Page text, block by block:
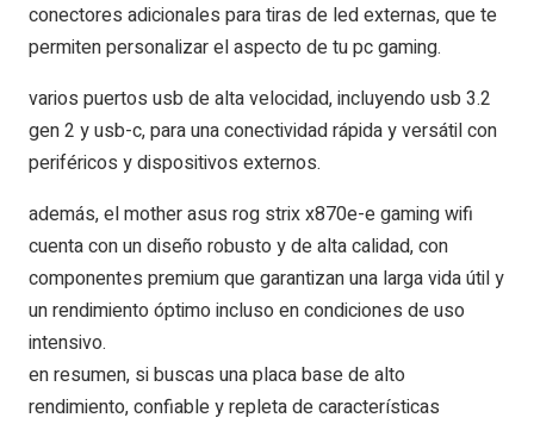
conectores adicionales para tiras de led externas, que te
permiten personalizar el aspecto de tu pc gaming.
varios puertos usb de alta velocidad, incluyendo usb 3.2
gen 2 y usb-c, para una conectividad rápida y versátil con
periféricos y dispositivos externos.
además, el mother asus rog strix x870e-e gaming wifi
cuenta con un diseño robusto y de alta calidad, con
componentes premium que garantizan una larga vida útil y
un rendimiento óptimo incluso en condiciones de uso
intensivo.
en resumen, si buscas una placa base de alto
rendimiento, confiable y repleta de características